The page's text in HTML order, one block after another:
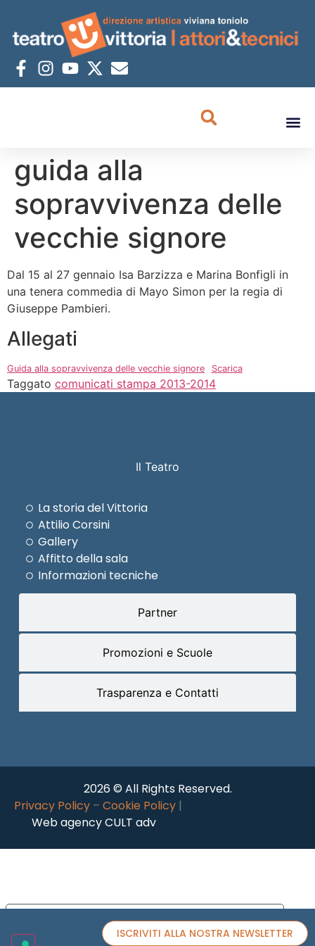
guida alla
sopravvivenza delle
vecchie signore
Dal 15 al 27 gennaio Isa Barzizza e Marina Bonfigli in
una tenera commedia di Mayo Simon per la regia di
Giuseppe Pambieri.
Allegati
Guida alla sopravvivenza delle vecchie signore Scarica
Taggato comunicati stampa 2013-2014
Il Teatro
Partner
Promozioni e Scuole
Trasparenza e Contatti
La storia del Vittoria
Attilio Corsini
Gallery
Affitto della sala
Informazioni tecniche
2026 © All Rights Reserved.
Privacy Policy – Cookie Policy |
Web agency CULT adv
ISCRIVITI ALLA NOSTRA NEWSLETTER
Informativa sulla raccolta